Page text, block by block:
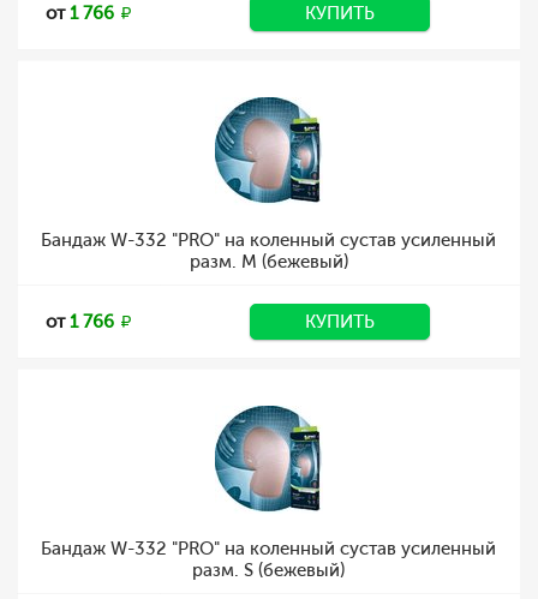
от1 766 КУПИТЬ
Бандаж W-332 "PRO" на коленный сустав усиленный
разм. M (бежевый)
от1 766 КУПИТЬ
Бандаж W-332 "PRO" на коленный сустав усиленный
разм. S (бежевый)